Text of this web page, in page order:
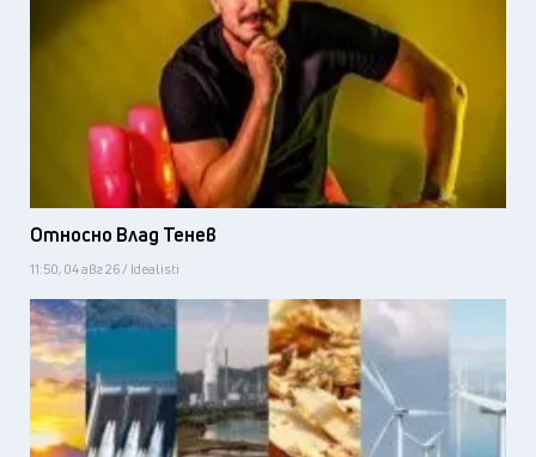
Относно Влад Тенев
11:50, 04 авг 26 / Idealisti